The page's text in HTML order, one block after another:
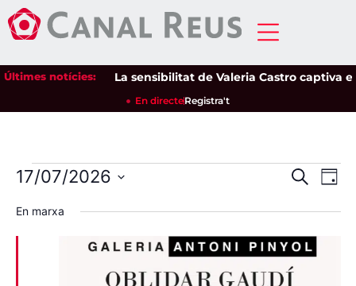
Últimes notícies:La sensibilitat de Valeria Castro captiva el
En directeRegistra't
i
cerca
CercaDia
17/07/2026
una
data.
En marxa